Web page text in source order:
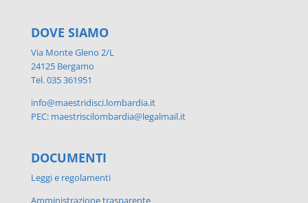
DOVE SIAMO
Via Monte Gleno 2/L
24125 Bergamo
Tel. 035 361951
info@maestridisci.lombardia.it
PEC: maestriscilombardia@legalmail.it
DOCUMENTI
Leggi e regolamenti
Amministrazione trasparente